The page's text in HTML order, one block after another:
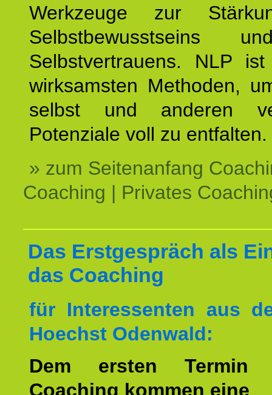
Werkzeuge zur
Selbstbewusstseins
Selbstvertrauens. NLP
wirksamsten Methoden,
selbst und anderen
Potenziale voll zu entfalten.
» zum Seitenanfang
Coaching | Privates
Das Erstgespräch als
das Coaching
für Interessenten aus
Hoechst Odenwald:
Dem ersten
Coaching kommen eine